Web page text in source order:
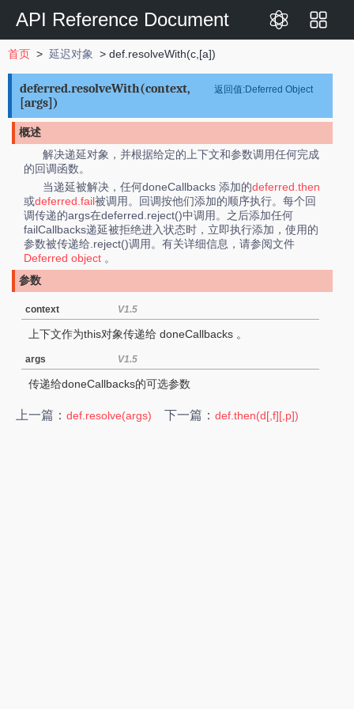
API Reference Document
首页 > 延迟对象 > def.resolveWith(c,[a])
返回值:Deferred Object
deferred.resolveWith(context,
[args])
概述
解决递延对象，并根据给定的上下文和参数调用任何完成
的回调函数。
当递延被解决，任何doneCallbacks 添加的deferred.then
或deferred.fail被调用。回调按他们添加的顺序执行。每个回
调传递的args在deferred.reject()中调用。之后添加任何
failCallbacks递延被拒绝进入状态时，立即执行添加，使用的
参数被传递给.reject()调用。有关详细信息，请参阅文件
Deferred object 。
参数
context V1.5
上下文作为this对象传递给 doneCallbacks 。
args V1.5
传递给doneCallbacks的可选参数
上一篇： def.resolve(args) 下一篇： def.then(d[,f][,p])